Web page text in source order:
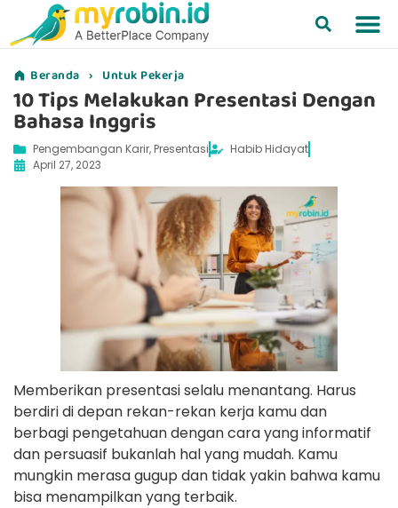
Beranda › Untuk Pekerja
10 Tips Melakukan Presentasi Dengan
Bahasa Inggris
Pengembangan Karir, Presentasi
Habib Hidayat
April 27, 2023
Memberikan presentasi selalu menantang. Harus
berdiri di depan rekan-rekan kerja kamu dan
berbagi pengetahuan dengan cara yang informatif
dan persuasif bukanlah hal yang mudah. Kamu
mungkin merasa gugup dan tidak yakin bahwa kamu
bisa menampilkan yang terbaik.